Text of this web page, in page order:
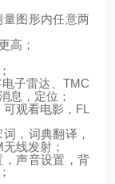
图形内任意两
高；
子雷达、 TMC
息，定位；
观看电影， FL
，词典翻译，
无线发射；
声音设置，背